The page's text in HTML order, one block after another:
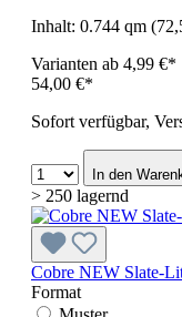
Inhalt: 0.744 qm
Varianten ab 4,99 €*
54,00 €*
Sofort verfügbar,
In den
> 250 lagernd
Cobre NEW Slate-
Format